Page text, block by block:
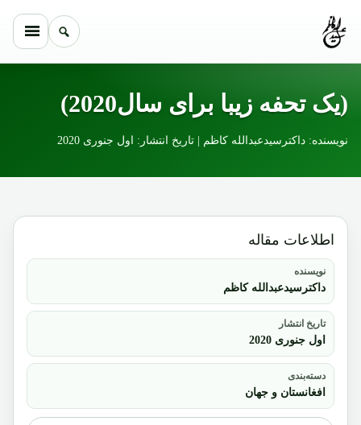
(یک تحفه زیبا برای سال2020)
نویسنده: داکترسیدعبدالله کاظم | تاریخ انتشار: اول جنوری 2020
اطلاعات مقاله
نویسنده
داکترسیدعبدالله کاظم
تاریخ انتشار
اول جنوری 2020
دسته‌بندی
افغانستان و جهان